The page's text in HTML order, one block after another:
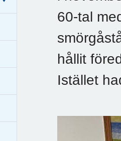
60-tal
hållit
Istället